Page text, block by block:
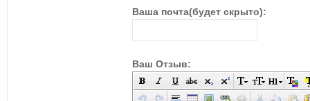
Ваша почта(будет скрыто):
Ваш Отзыв: